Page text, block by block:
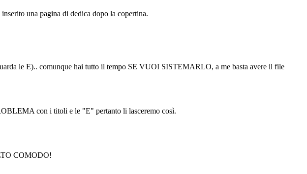
una pagina di dedica dopo la copertina.
le E).. comunque hai tutto il tempo SE VUOI SISTEMARLO, a me basta avere il file
con i titoli e le "E" pertanto li lasceremo così.
COMODO!